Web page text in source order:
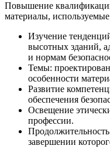
Повышение
материалы, используемые
Изучение
высотных зданий,
и нормам
Темы:
особенности
Развитие
обеспечения
Освещение
профессии.
завершении